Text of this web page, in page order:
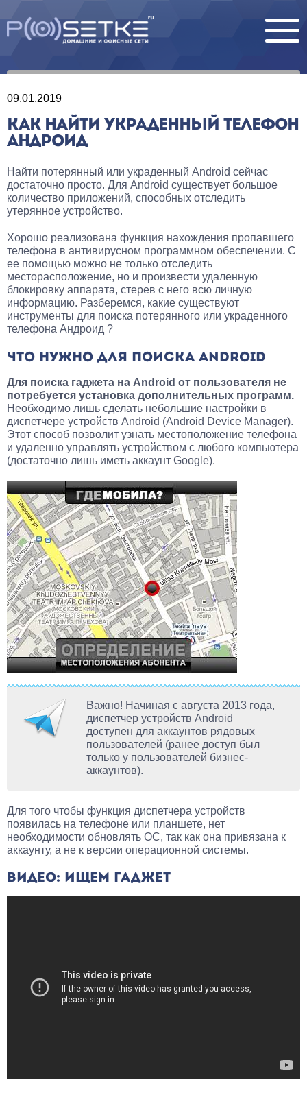
09.01.2019
КАК НАЙТИ УКРАДЕННЫЙ ТЕЛЕФОН
АНДРОИД
Найти потерянный или украденный Android сейчас
достаточно просто. Для Android существует большое
количество приложений, способных отследить
утерянное устройство.
Хорошо реализована функция нахождения пропавшего
телефона в антивирусном программном обеспечении. С
ее помощью можно не только отследить
месторасположение, но и произвести удаленную
блокировку аппарата, стерев с него всю личную
информацию. Разберемся, какие существуют
инструменты для поиска потерянного или украденного
телефона Андроид ?
ЧТО НУЖНО ДЛЯ ПОИСКА ANDROID
Для поиска гаджета на Android от пользователя не
потребуется установка дополнительных программ.
Необходимо лишь сделать небольшие настройки в
диспетчере устройств Android (Android Device Manager).
Этот способ позволит узнать местоположение телефона
и удаленно управлять устройством с любого компьютера
(достаточно лишь иметь аккаунт Google).
Важно! Начиная с августа 2013 года,
диспетчер устройств Android
доступен для аккаунтов рядовых
пользователей (ранее доступ был
только у пользователей бизнес-
аккаунтов).
Для того чтобы функция диспетчера устройств
появилась на телефоне или планшете, нет
необходимости обновлять ОС, так как она привязана к
аккаунту, а не к версии операционной системы.
ВИДЕО: ИЩЕМ ГАДЖЕТ